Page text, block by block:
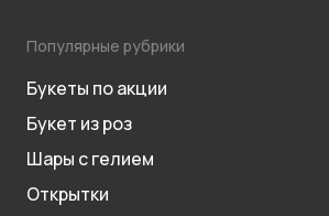
Популярные рубрики
Букеты по акции
Букет из роз
Шары с гелием
Открытки